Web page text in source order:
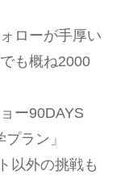
ローが手厚い
も概ね2000
ー90DAYS
ラン」
以外の挑戦も